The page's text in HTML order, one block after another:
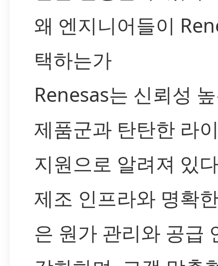
왜 엔지니어들이
택하는가
Renesas는 신뢰성
제품군과 탄탄한 라
지원으로 알려져 있
제조 인프라와 명확
은 원가 관리와 공급